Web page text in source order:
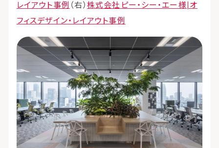
レイアウト事例 （右）株式会社ピー・シー・エー様|オ
フィスデザイン・レイアウト事例